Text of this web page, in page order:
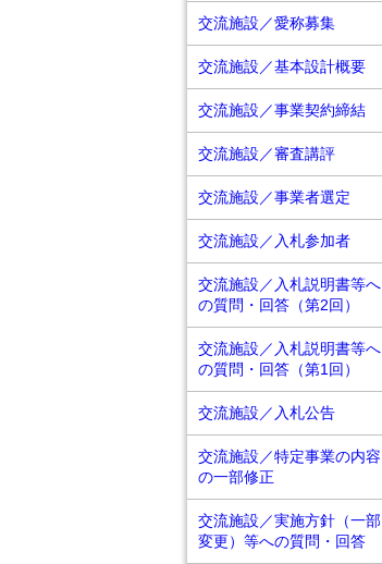
交流施設／愛称募集
交流施設／基本設計概要
交流施設／事業契約締結
交流施設／審査講評
交流施設／事業者選定
交流施設／入札参加者
交流施設／入札説明書等へ
の質問・回答（第2回）
交流施設／入札説明書等へ
の質問・回答（第1回）
交流施設／入札公告
交流施設／特定事業の内容
の一部修正
交流施設／実施方針（一部
変更）等への質問・回答